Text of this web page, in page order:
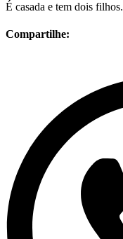
É casada e tem dois filhos.
Compartilhe: